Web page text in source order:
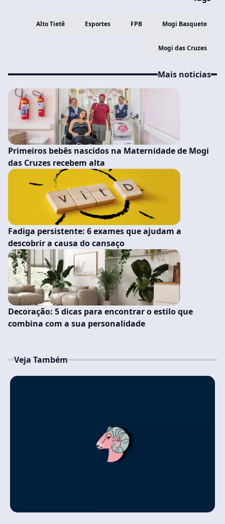
Alto Tietê Esportes FPB Mogi Basquete
Mogi das Cruzes
Mais noticias
Primeiros bebês nascidos na Maternidade de Mogi
das Cruzes recebem alta
Fadiga persistente: 6 exames que ajudam a
descobrir a causa do cansaço
Decoração: 5 dicas para encontrar o estilo que
combina com a sua personalidade
Veja Também